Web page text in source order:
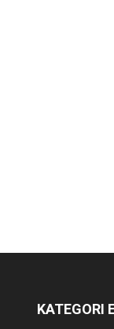
KATEGORI